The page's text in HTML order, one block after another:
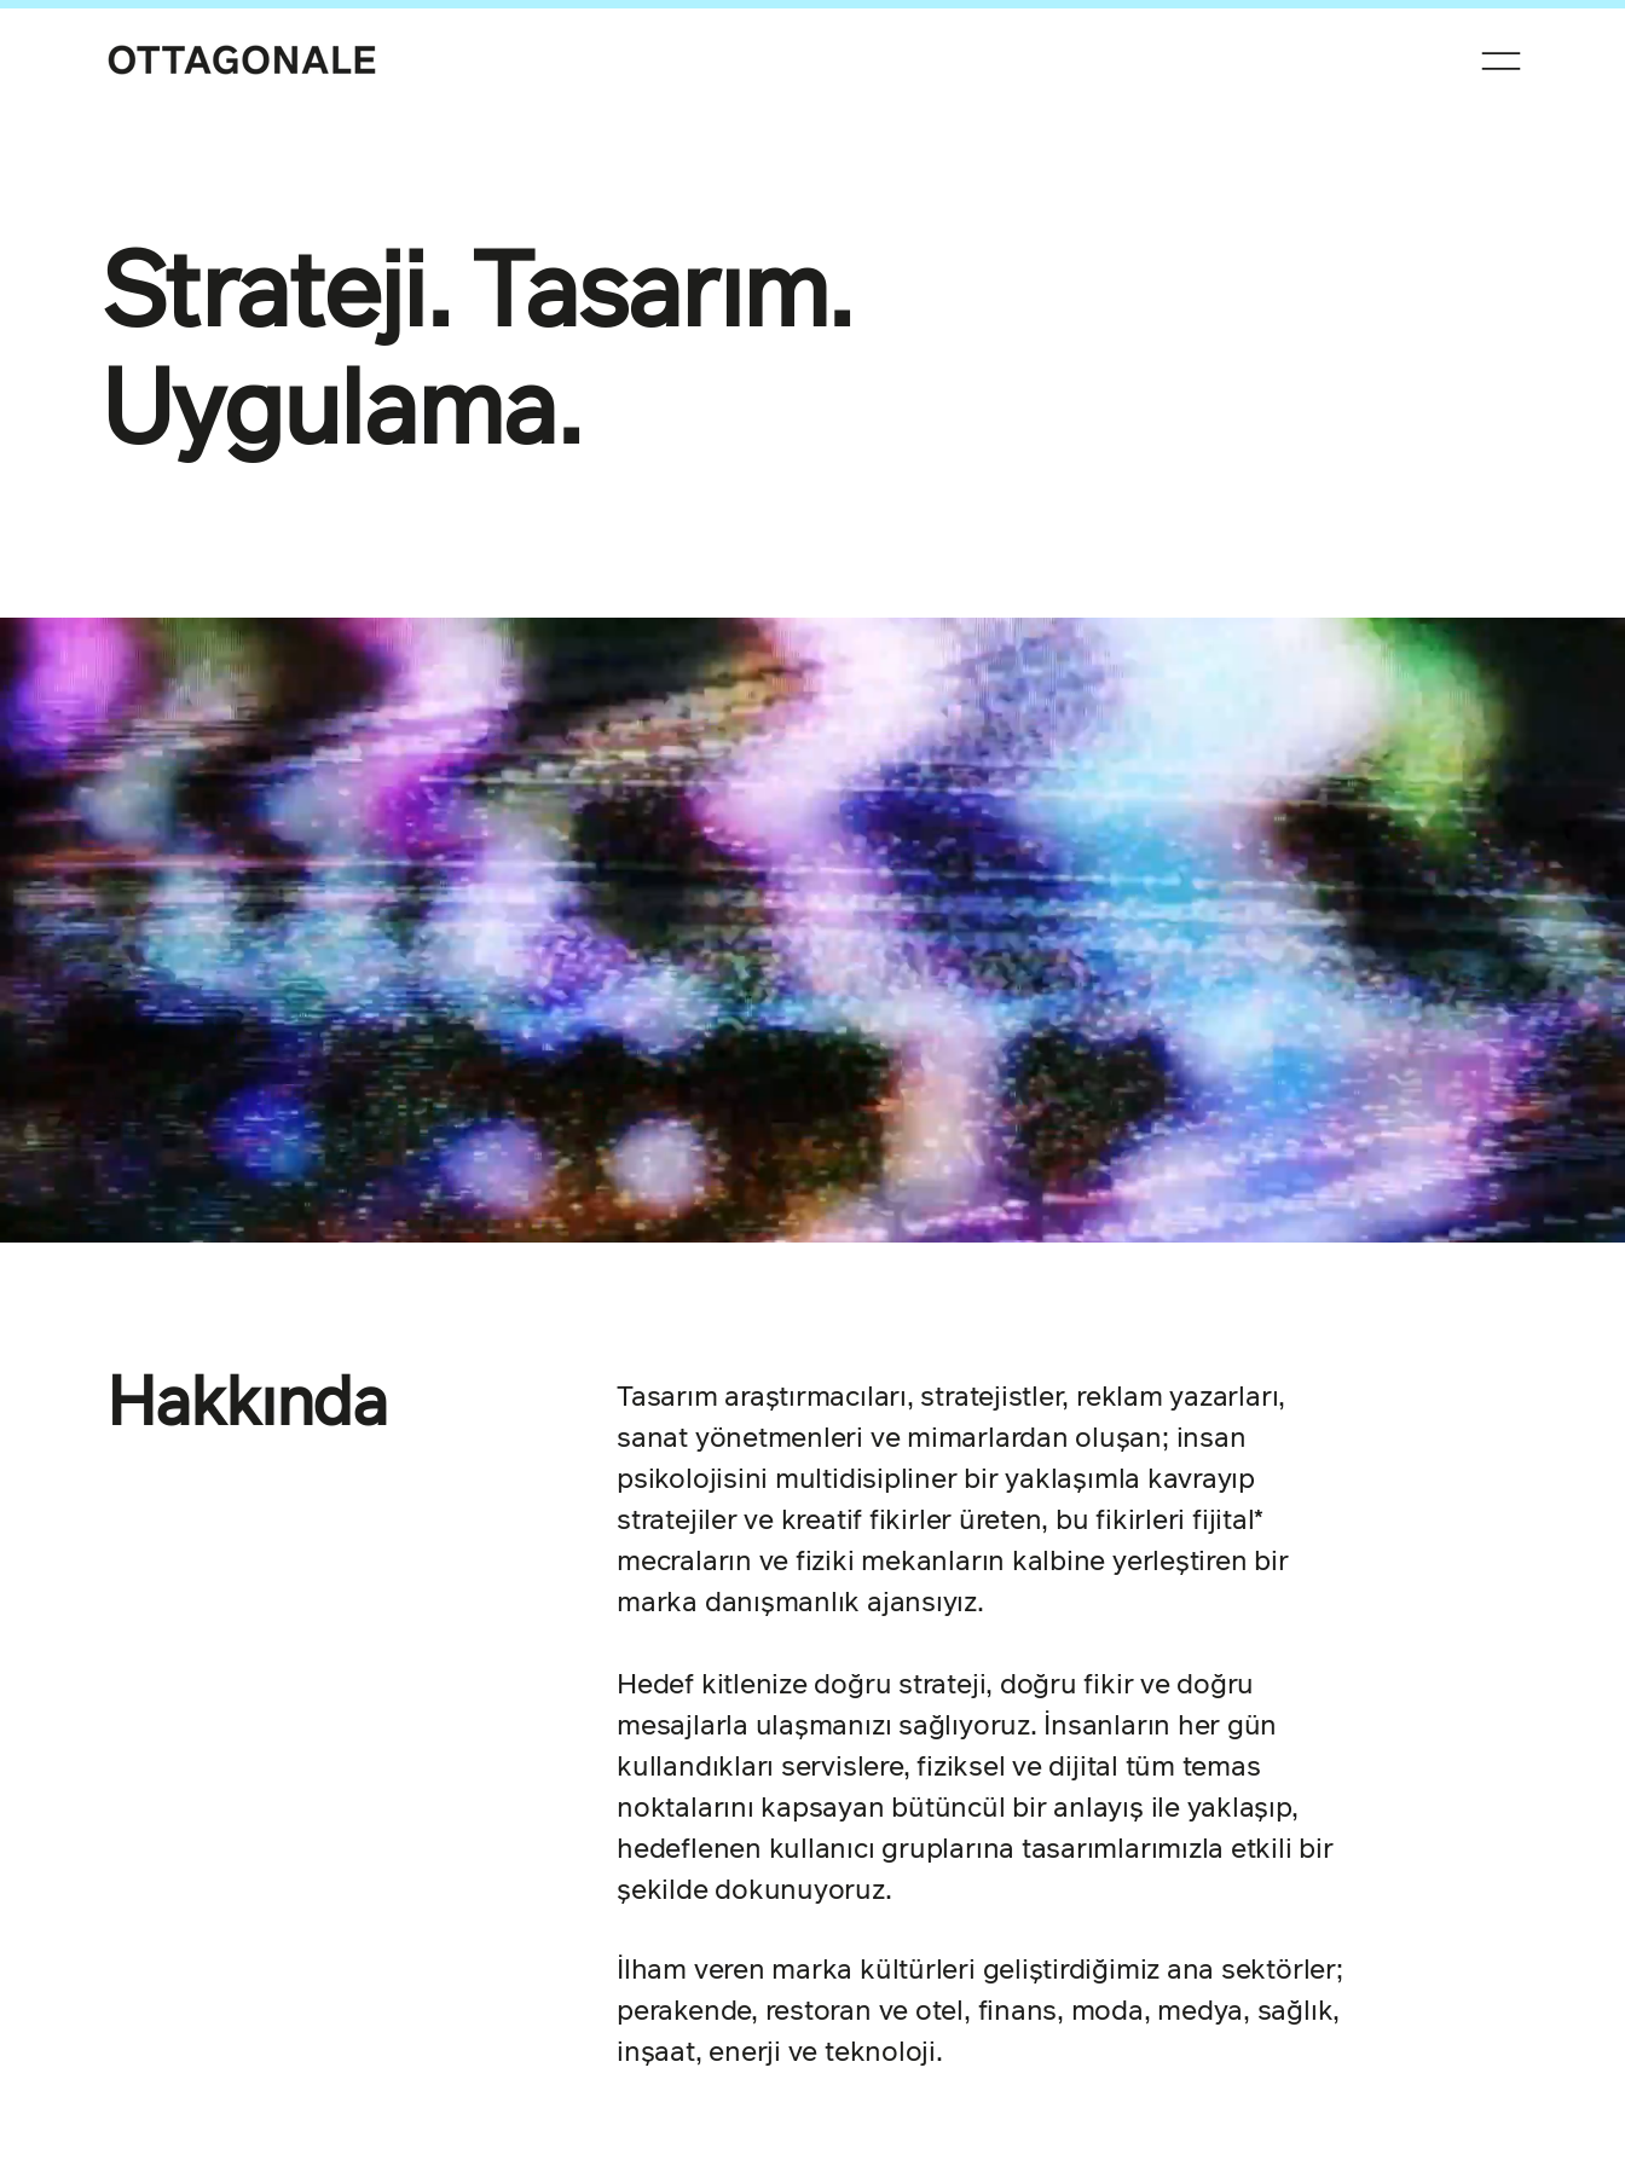
Strateji. Tasarım.
Uygulama.
Hakkında
Tasarım araştırmacıları, stratejistler, reklam yazarları,
sanat yönetmenleri ve mimarlardan oluşan; insan
psikolojisini multidisipliner bir yaklaşımla kavrayıp
stratejiler ve kreatif fikirler üreten, bu fikirleri fijital*
mecraların ve fiziki mekanların kalbine yerleştiren bir
marka danışmanlık ajansıyız.
Hedef kitlenize doğru strateji, doğru fikir ve doğru
mesajlarla ulaşmanızı sağlıyoruz. İnsanların her gün
kullandıkları servislere, fiziksel ve dijital tüm temas
noktalarını kapsayan bütüncül bir anlayış ile yaklaşıp,
hedeflenen kullanıcı gruplarına tasarımlarımızla etkili bir
şekilde dokunuyoruz.
İlham veren marka kültürleri geliştirdiğimiz ana sektörler;
perakende, restoran ve otel, finans, moda, medya, sağlık,
inşaat, enerji ve teknoloji.